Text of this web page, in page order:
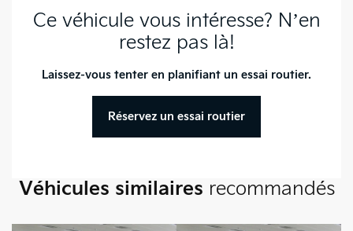
Dégagement pour la tête
avant : 1,392 mm
Dégagement aux hanches
Ce véhicule vous intéresse? N’en
restez pas là!
Laissez-vous tenter en planifiant un essai routier.
Réservez un essai routier
Véhicules similaires recommandés